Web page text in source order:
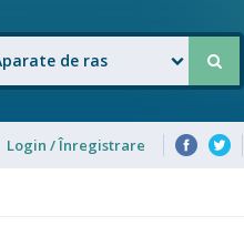
de ras
Login / Înregistrare